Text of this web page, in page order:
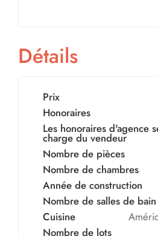
Détails
Prix
Honoraires
Les honoraires d'agence
charge du vendeur
Nombre de pièces
Nombre de chambres
Année de construction
Nombre de salles de bain
Cuisine
Nombre de lots